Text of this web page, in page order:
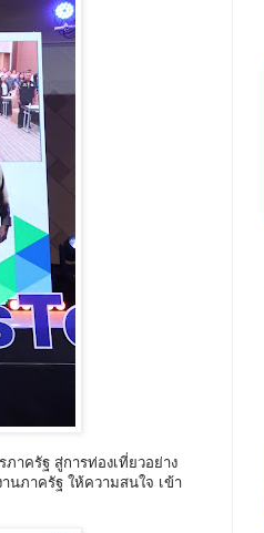
าครัฐ สู่การท่องเที่ยวอย่าง
นภาครัฐ ให้ความสนใจ เข้า